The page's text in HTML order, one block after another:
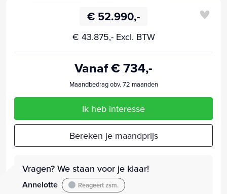
€ 52.990,-
€ 43.875,- Excl. BTW
Vanaf € 734,-
Maandbedrag obv. 72 maanden
Ik heb interesse
Bereken je maandprijs
Vragen? We staan voor je klaar!
Annelotte Reageert zsm.